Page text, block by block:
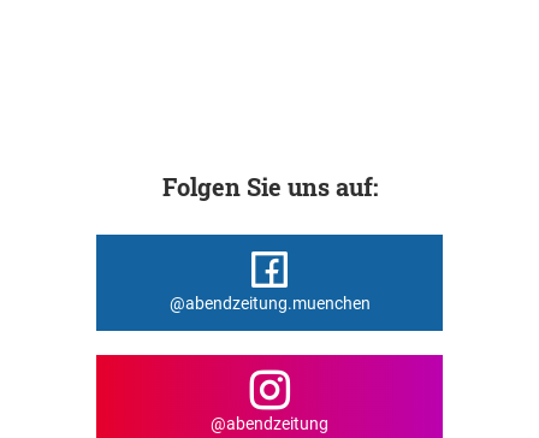
Folgen Sie uns auf:
@abendzeitung.muenchen
@abendzeitung